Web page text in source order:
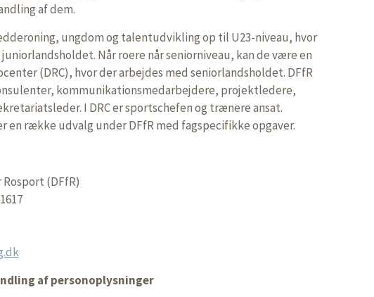
af dem.
ungdom og talentudvikling op til U23-niveau, hvor
Når roere når seniorniveau, kan de være en
(DRC), hvor der arbejdes med seniorlandsholdet. DFfR
kommunikationsmedarbejdere, projektledere,
I DRC er sportschefen og trænere ansat.
en række udvalg under DFfR med fagspecifikke opgaver.
(DFfR)
af personoplysninger